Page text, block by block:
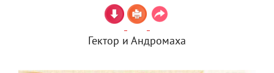
Гектор и Андромаха